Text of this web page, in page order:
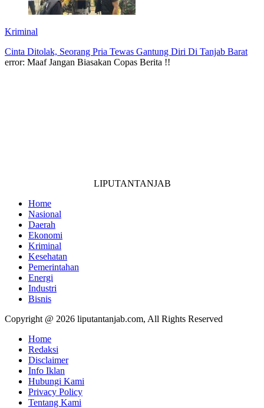
Kriminal
Cinta Ditolak, Seorang Pria Tewas Gantung Diri Di Tanjab Barat
error: Maaf Jangan Biasakan Copas Berita !!
LIPUTANTANJAB
Home
Nasional
Daerah
Ekonomi
Kriminal
Kesehatan
Pemerintahan
Energi
Industri
Bisnis
Copyright @ 2026 liputantanjab.com, All Rights Reserved
Home
Redaksi
Disclaimer
Info Iklan
Hubungi Kami
Privacy Policy
Tentang Kami